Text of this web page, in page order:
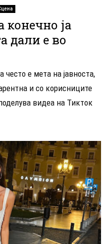
конечно ја
дали е во
често е мета на јавноста,
и со корисниците
видеа на Тикток